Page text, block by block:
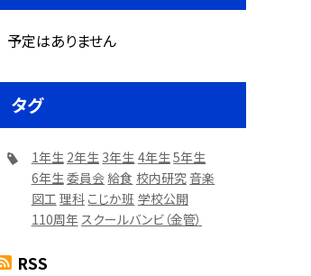
予定はありません
タグ
1年生 2年生 3年生 4年生5年生
6年生委員会 給食 校内研究音楽
図工 理科 こじか班 学校公開
110周年スクールバンビ（金管）
RSS